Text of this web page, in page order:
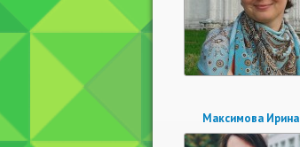
Максимова Ирина